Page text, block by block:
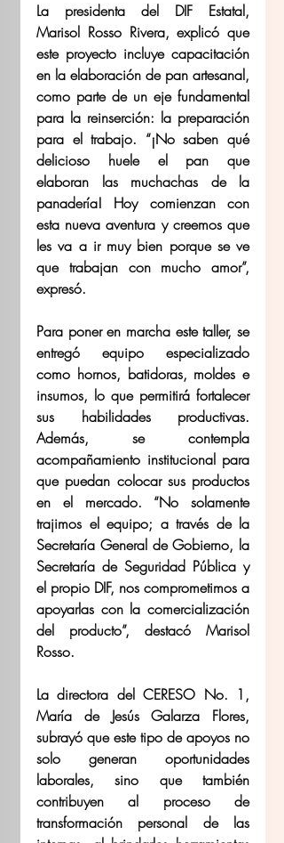
La presidenta del DIF Estatal,
Marisol Rosso Rivera, explicó que
este proyecto incluye capacitación
en la elaboración de pan artesanal,
como parte de un eje fundamental
para la reinserción: la preparación
para el trabajo. “¡No saben qué
delicioso huele el pan que
elaboran las muchachas de la
panadería! Hoy comienzan con
esta nueva aventura y creemos que
les va a ir muy bien porque se ve
que trabajan con mucho amor”,
expresó.
Para poner en marcha este taller, se
entregó equipo especializado
como hornos, batidoras, moldes e
insumos, lo que permitirá fortalecer
sus habilidades productivas.
Además, se contempla
acompañamiento institucional para
que puedan colocar sus productos
en el mercado. “No solamente
trajimos el equipo; a través de la
Secretaría General de Gobierno, la
Secretaría de Seguridad Pública y
el propio DIF, nos comprometimos a
apoyarlas con la comercialización
del producto”, destacó Marisol
Rosso.
La directora del CERESO No. 1,
María de Jesús Galarza Flores,
subrayó que este tipo de apoyos no
solo generan oportunidades
laborales, sino que también
contribuyen al proceso de
transformación personal de las